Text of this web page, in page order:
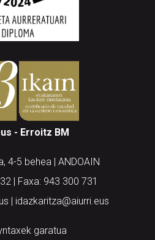
- Erroitz BM
4-5 behea | ANDOAIN
| Faxa: 943 300 731
| idazkaritza@aiurri.eus
garatua